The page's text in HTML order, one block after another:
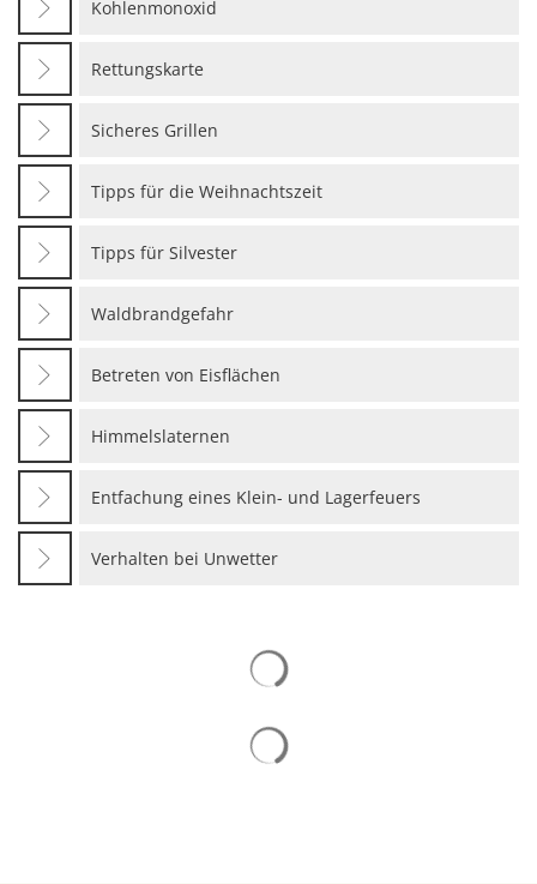
Kohlenmonoxid
Rettungskarte
Sicheres Grillen
Tipps für die Weihnachtszeit
Tipps für Silvester
Waldbrandgefahr
Betreten von Eisflächen
Himmelslaternen
Entfachung eines Klein- und Lagerfeuers
Verhalten bei Unwetter